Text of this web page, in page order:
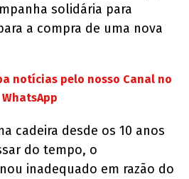
solidária para
a compra de uma nova
notícias pelo nosso Canal no
WhatsApp
cadeira desde os 10 anos
do tempo, o
inadequado em razão do